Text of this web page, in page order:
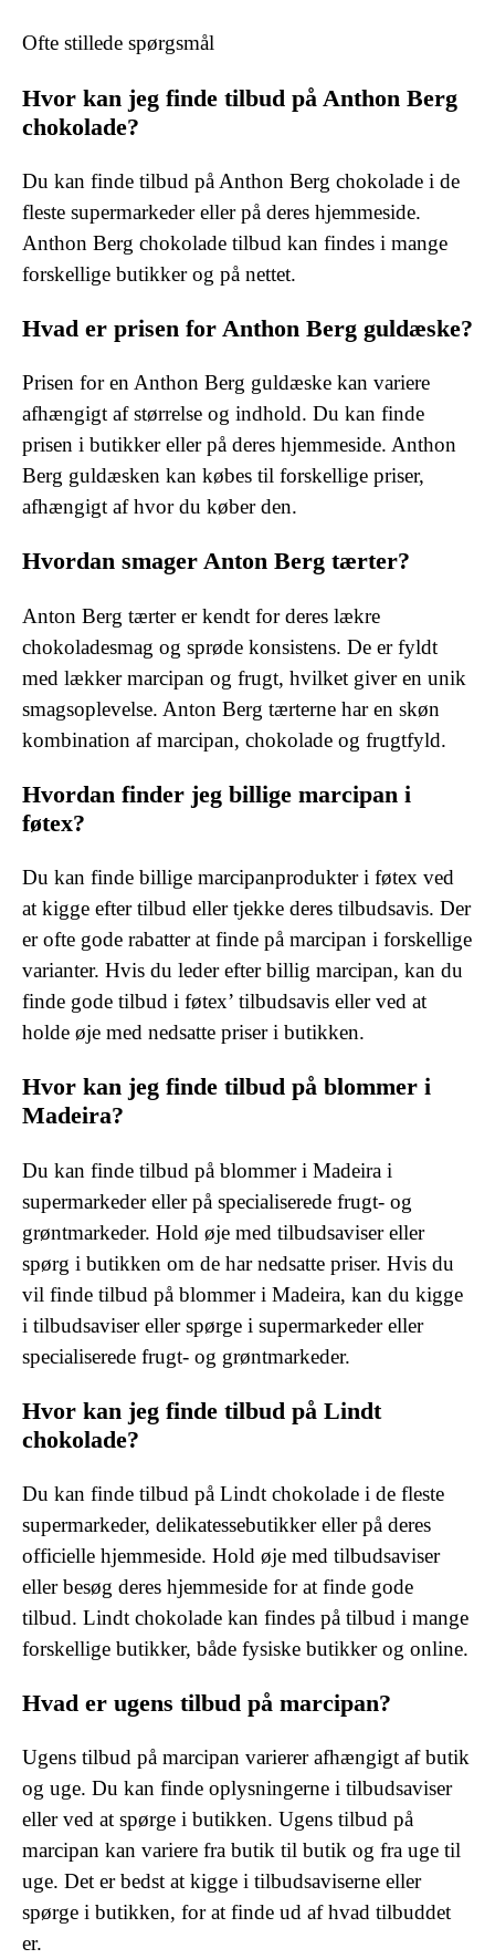
Ofte stillede spørgsmål
Hvor kan jeg finde tilbud på Anthon Berg
chokolade?
Du kan finde tilbud på Anthon Berg chokolade i de
fleste supermarkeder eller på deres hjemmeside.
Anthon Berg chokolade tilbud kan findes i mange
forskellige butikker og på nettet.
Hvad er prisen for Anthon Berg guldæske?
Prisen for en Anthon Berg guldæske kan variere
afhængigt af størrelse og indhold. Du kan finde
prisen i butikker eller på deres hjemmeside. Anthon
Berg guldæsken kan købes til forskellige priser,
afhængigt af hvor du køber den.
Hvordan smager Anton Berg tærter?
Anton Berg tærter er kendt for deres lækre
chokoladesmag og sprøde konsistens. De er fyldt
med lækker marcipan og frugt, hvilket giver en unik
smagsoplevelse. Anton Berg tærterne har en skøn
kombination af marcipan, chokolade og frugtfyld.
Hvordan finder jeg billige marcipan i
føtex?
Du kan finde billige marcipanprodukter i føtex ved
at kigge efter tilbud eller tjekke deres tilbudsavis. Der
er ofte gode rabatter at finde på marcipan i forskellige
varianter. Hvis du leder efter billig marcipan, kan du
finde gode tilbud i føtex’ tilbudsavis eller ved at
holde øje med nedsatte priser i butikken.
Hvor kan jeg finde tilbud på blommer i
Madeira?
Du kan finde tilbud på blommer i Madeira i
supermarkeder eller på specialiserede frugt- og
grøntmarkeder. Hold øje med tilbudsaviser eller
spørg i butikken om de har nedsatte priser. Hvis du
vil finde tilbud på blommer i Madeira, kan du kigge
i tilbudsaviser eller spørge i supermarkeder eller
specialiserede frugt- og grøntmarkeder.
Hvor kan jeg finde tilbud på Lindt
chokolade?
Du kan finde tilbud på Lindt chokolade i de fleste
supermarkeder, delikatessebutikker eller på deres
officielle hjemmeside. Hold øje med tilbudsaviser
eller besøg deres hjemmeside for at finde gode
tilbud. Lindt chokolade kan findes på tilbud i mange
forskellige butikker, både fysiske butikker og online.
Hvad er ugens tilbud på marcipan?
Ugens tilbud på marcipan varierer afhængigt af butik
og uge. Du kan finde oplysningerne i tilbudsaviser
eller ved at spørge i butikken. Ugens tilbud på
marcipan kan variere fra butik til butik og fra uge til
uge. Det er bedst at kigge i tilbudsaviserne eller
spørge i butikken, for at finde ud af hvad tilbuddet
er.